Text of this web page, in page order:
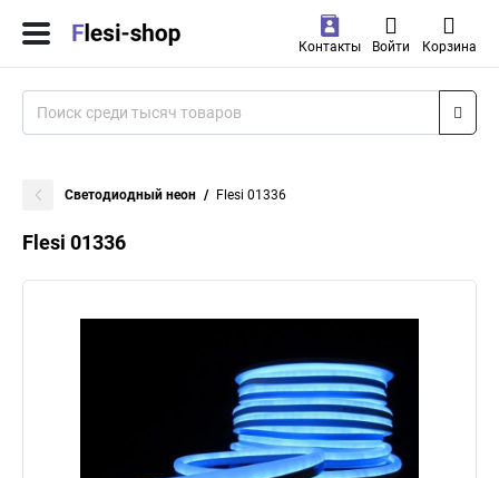
Контакты Войти Корзина
Светодиодный неон Flesi 01336
Flesi 01336